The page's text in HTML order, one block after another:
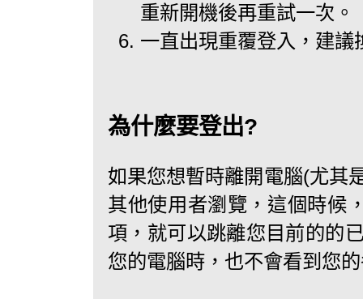
重新開機後再重試一次。
一直出現重覆登入，建
為什麼要登出?
如果您想暫時離開電腦(尤其
其他使用者瀏覽，這個時候
項，就可以跳離您目前的的
您的電腦時，也不會看到您